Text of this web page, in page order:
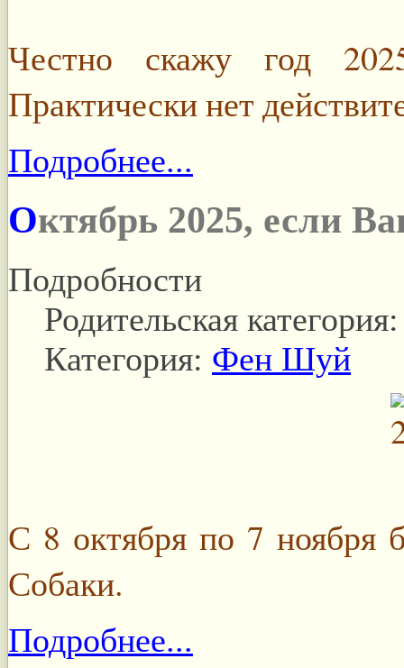
Честно скажу год
Практически нет
Подробнее...
Октябрь 2025, если
Подробности
Родительская
Категория: Фен Шуй
С 8 октября по 7 ноября
Собаки.
Подробнее...